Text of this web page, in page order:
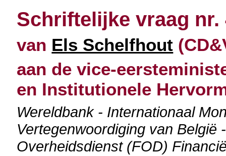
Schriftelijke vraag nr.
van Els Schelfhout
aan de vice-
en Institutionele
Wereldbank - Internationaal
Vertegenwoordiging van België
Overheidsdienst (FOD)